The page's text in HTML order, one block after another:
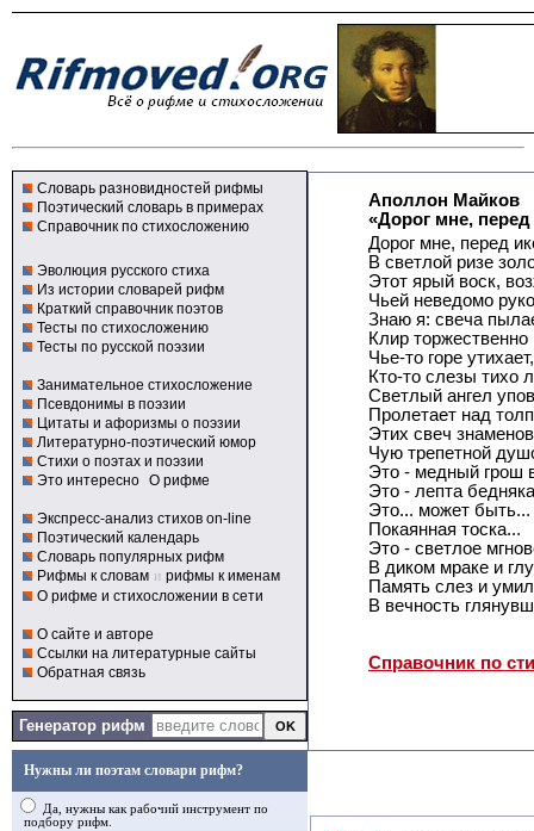
Словарь разновидностей рифмы
Поэтический словарь в примерах
Справочник по стихосложению
Эволюция русского стиха
Из истории словарей рифм
Краткий справочник поэтов
Тесты по стихосложению
Тесты по русской поэзии
Занимательное стихосложение
Псевдонимы в поэзии
Цитаты и афоризмы о поэзии
Литературно-поэтический юмор
Стихи о поэтах и поэзии
Это интересно О рифме
Экспресс-анализ стихов on-line
Поэтический календарь
Словарь популярных рифм
Рифмы к словам и рифмы к именам
О рифме и стихосложении в сети
О сайте и авторе
Ссылки на литературные сайты
Обратная связь
Генератор рифм
Нужны ли поэтам словари рифм?
Да, нужны как рабочий инструмент по
подбору рифм.
Аполлон Майков
«Дорог мне, перед
Дорог мне, перед
В светлой ризе
Этот ярый воск,
Чьей неведомо
Знаю я: свеча
Клир торжественно
Чье-то горе утихает,
Кто-то слезы тихо
Светлый ангел
Пролетает над
Этих свеч
Чую трепетной
Это - медный грош
Это - лепта
Это... может
Покаянная тоска...
Это - светлое
В диком мраке и
Память слез и
В вечность
Справочник по